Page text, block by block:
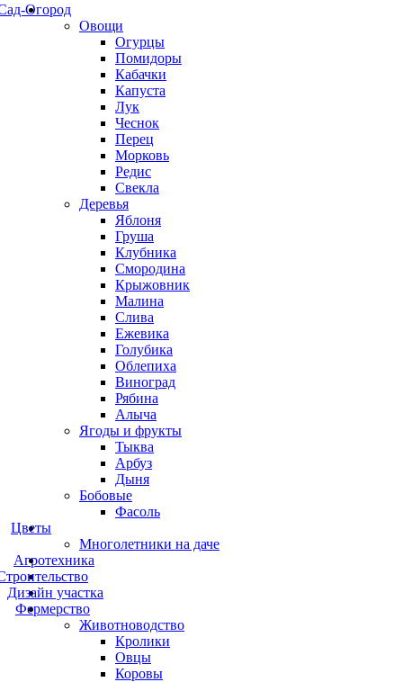
Огород
Овощи
Огурцы
Помидоры
Кабачки
Капуста
Лук
Чеснок
Перец
Морковь
Редис
Свекла
Деревья
Яблоня
Груша
Клубника
Смородина
Крыжовник
Малина
Слива
Ежевика
Голубика
Облепиха
Виноград
Рябина
Алыча
Ягоды и фрукты
Тыква
Арбуз
Дыня
Бобовые
Фасоль
Цветы
Многолетники на даче
Агротехника
Дизайн участка
Фермерство
Животноводство
Кролики
Овцы
Коровы